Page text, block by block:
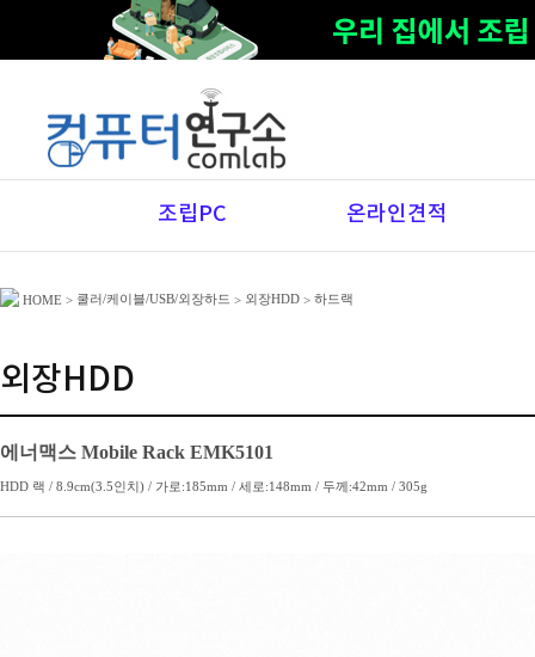
조립PC 온라인견적
HOME > 쿨러/케이블/USB/외장하드 > 외장HDD > 하드랙
외장HDD
에너맥스 Mobile Rack EMK5101
HDD 랙 / 8.9cm(3.5인치) / 가로:185mm / 세로:148mm / 두께:42mm / 305g